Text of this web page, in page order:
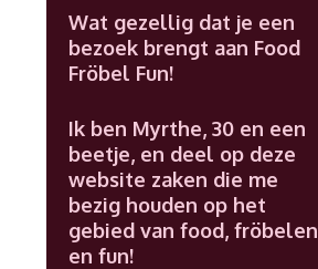
Wat gezellig dat je een
bezoek brengt aan Food
Fröbel Fun!
Ik ben Myrthe, 30 en een
beetje, en deel op deze
website zaken die me
bezig houden op het
gebied van food, fröbelen
en fun!